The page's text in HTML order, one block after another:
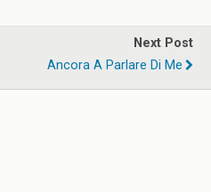
Next Post
Ancora A Parlare Di Me